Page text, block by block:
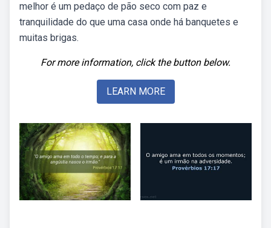
melhor é um pedaço de pão seco com paz e
tranquilidade do que uma casa onde há banquetes e
muitas brigas.
For more information, click the button below.
LEARN MORE